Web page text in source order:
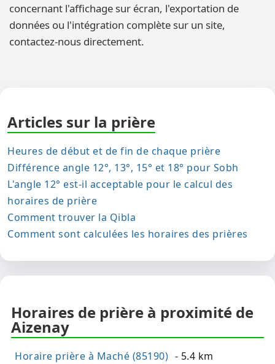
concernant l'affichage sur écran, l'exportation de
données ou l'intégration complète sur un site,
contactez-nous directement.
Articles sur la prière
Heures de début et de fin de chaque prière
Différence angle 12°, 13°, 15° et 18° pour Sobh
L'angle 12° est-il acceptable pour le calcul des
horaires de prière
Comment trouver la Qibla
Comment sont calculées les horaires des prières
Horaires de prière à proximité de
Aizenay
Horaire prière à Maché (85190) - 5.4 km